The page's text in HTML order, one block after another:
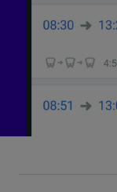
Liste der